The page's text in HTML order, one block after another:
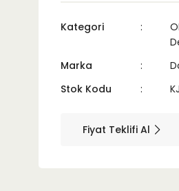
Kategori
Marka
Stok Kodu
Fiyat Teklifi Al